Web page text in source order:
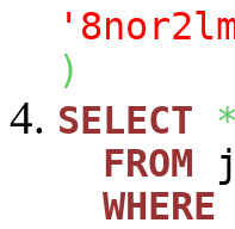
)
SELECT
*
FROM
WHERE